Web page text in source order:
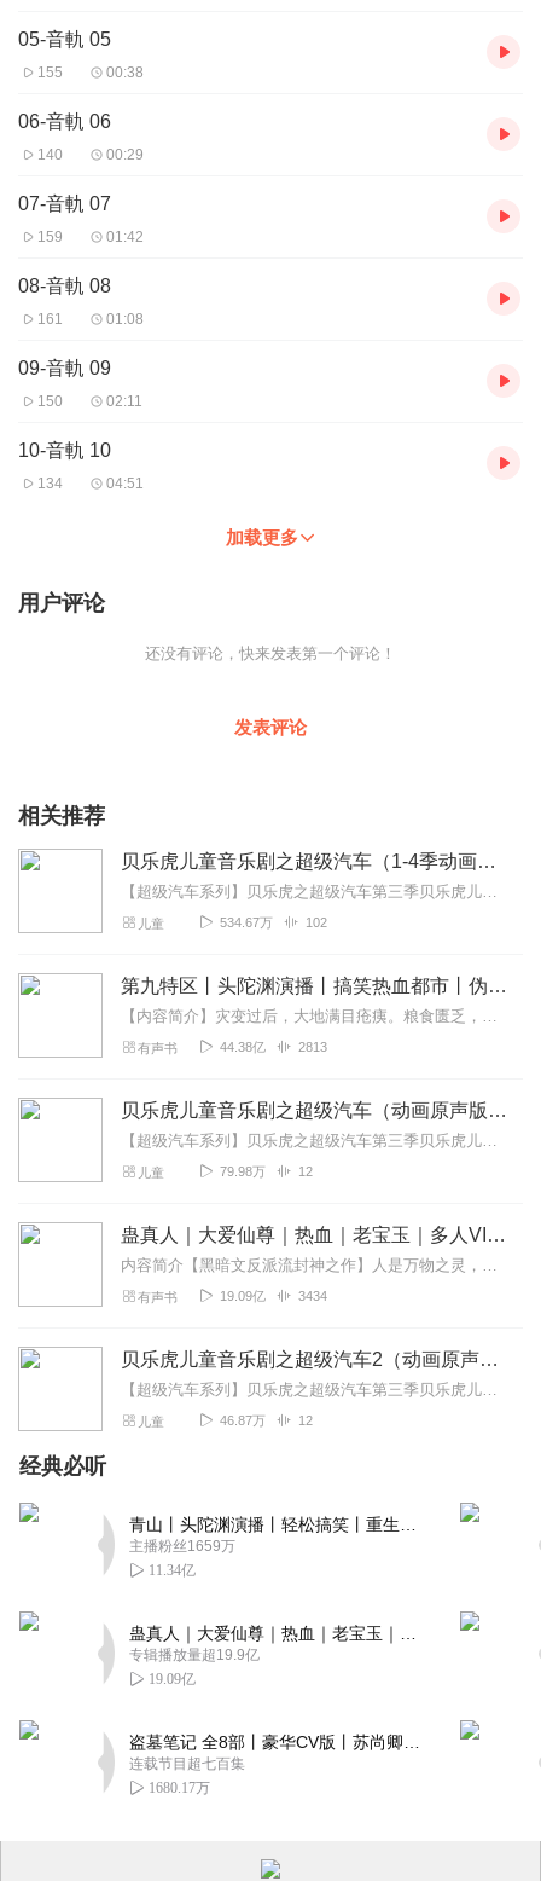
05-音軌 05
155 00:38
06-音軌 06
140 00:29
07-音軌 07
159 01:42
08-音軌 08
161 01:08
09-音軌 09
150 02:11
10-音軌 10
134 04:51
加载更多
用户评论
还没有评论，快来发表第一个评论！
发表评论
相关推荐
贝乐虎儿童音乐剧之超级汽车（1-4季动画原声）
【超级汽车系列】贝乐虎之超级汽车第三季贝乐虎儿童音乐剧之超级汽车（动画原声版）贝乐虎儿童音乐剧之超级汽车2（动画原声版）贝乐虎之超级汽车3（动画原声版）《贝乐...
儿童 534.67万 102
第九特区丨头陀渊演播丨搞笑热血都市丨伪戒丨VIP免费多人有声剧
【内容简介】灾变过后，大地满目疮痍。粮食匮乏，资源紧俏，局势混乱……一位从待规划区杀出来的青年，背对着漫天黄沙，孤身来到九区谋生，却不曾想偶然结识三五好友，一念...
有声书 44.38亿 2813
贝乐虎儿童音乐剧之超级汽车（动画原声版）
【超级汽车系列】贝乐虎之超级汽车第三季贝乐虎儿童音乐剧之超级汽车贝乐虎儿童音乐剧之超级汽车（动画原声版）贝乐虎儿童音乐剧之超级汽车2（动画原声版）贝乐虎之超级...
儿童 79.98万 12
蛊真人｜大爱仙尊｜热血｜老宝玉｜多人VIP免费有声剧
内容简介【黑暗文反派流封神之作】人是万物之灵，蛊是天地真精。一个穿越者不断重生的故事。一个养蛊、炼蛊、用蛊的奇特世界。配音组（男角色）老宝玉旁白...
有声书 19.09亿 3434
贝乐虎儿童音乐剧之超级汽车2（动画原声版）
【超级汽车系列】贝乐虎之超级汽车第三季贝乐虎儿童音乐剧之超级汽车贝乐虎儿童音乐剧之超级汽车（动画原声版）贝乐虎儿童音乐剧之超级汽车2（动画原声版）贝乐虎之超级...
儿童 46.87万 12
经典必听
主播粉丝1659万
11.34亿
专辑播放量超19.9亿
19.09亿
连载节目超七百集
1680.17万